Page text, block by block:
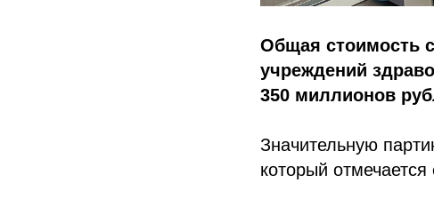
Общая стоимость
учреждений
350 миллионов
Значительную
который